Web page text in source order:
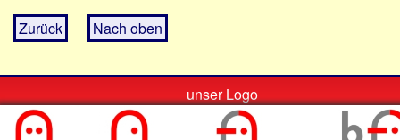
Zurück Nach oben
unser Logo